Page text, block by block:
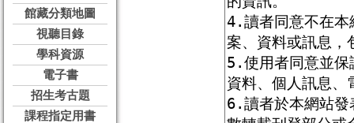
館藏分類地圖
視聽目錄
學科資源
電子書
招生考古題
課程指定用書